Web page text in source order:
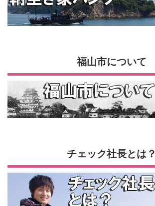
福山市について
チェック社長とは？